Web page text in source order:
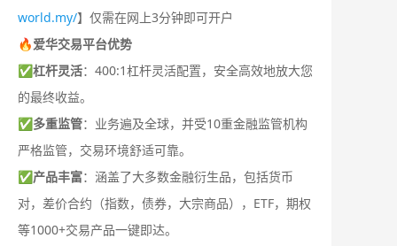
world.my/】仅需在网上3分钟即可开户
🔥爱华交易平台优势
✅杠杆灵活：400:1杠杆灵活配置，安全高效地放大您
的最终收益。
✅多重监管：业务遍及全球，并受10重金融监管机构
严格监管，交易环境舒适可靠。
✅产品丰富：涵盖了大多数金融衍生品，包括货币
对，差价合约（指数，债券，大宗商品），ETF，期权
等1000+交易产品一键即达。